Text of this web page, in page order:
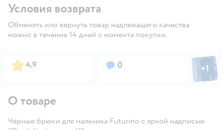
Условия возврата
Обменять или вернуть товар надлежащего качества
можно в течение 14 дней с момента покупки.
Рейтинг:
4,9 Вопросов:
0 Фото
+1
О товаре
Чёрные брюки для мальчика Futurino с яркой надписью